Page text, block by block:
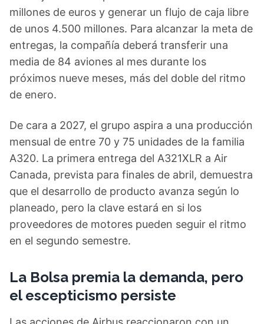
millones de euros y generar un flujo de caja libre
de unos 4.500 millones. Para alcanzar la meta de
entregas, la compañía deberá transferir una
media de 84 aviones al mes durante los
próximos nueve meses, más del doble del ritmo
de enero.
De cara a 2027, el grupo aspira a una producción
mensual de entre 70 y 75 unidades de la familia
A320. La primera entrega del A321XLR a Air
Canada, prevista para finales de abril, demuestra
que el desarrollo de producto avanza según lo
planeado, pero la clave estará en si los
proveedores de motores pueden seguir el ritmo
en el segundo semestre.
La Bolsa premia la demanda, pero
el escepticismo persiste